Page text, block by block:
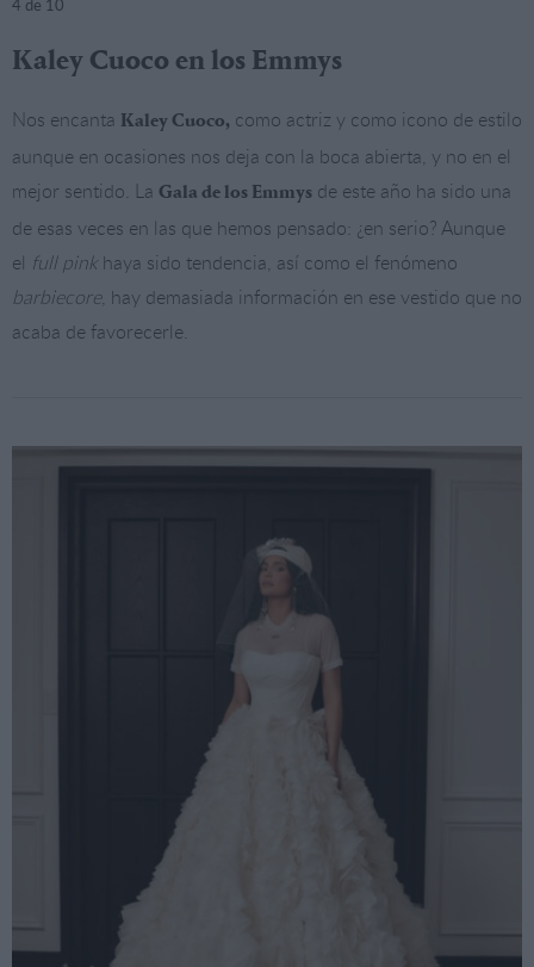
4 de 10
Kaley Cuoco en los Emmys
Nos encanta Kaley Cuoco, como actriz y como icono de estilo
aunque en ocasiones nos deja con la boca abierta, y no en el
mejor sentido. La Gala de los Emmys de este año ha sido una
de esas veces en las que hemos pensado: ¿en serio? Aunque
el full pink haya sido tendencia, así como el fenómeno
barbiecore, hay demasiada información en ese vestido que no
acaba de favorecerle.